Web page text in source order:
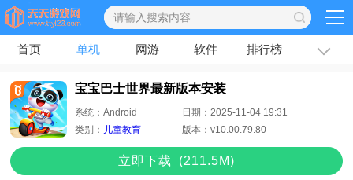
首页 单机 网游 软件 排行榜 专题
宝宝巴士世界最新版本安装
系统：Android 日期：2025-11-04 19:31
类别： 儿童教育 版本：v10.00.79.80
立即下载 (211.5M)